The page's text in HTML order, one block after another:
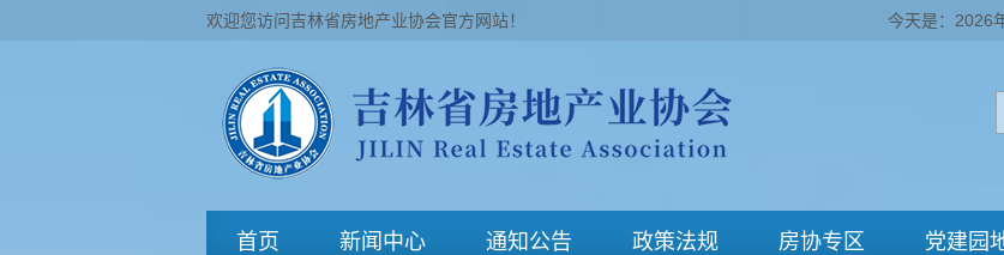
欢迎您访问吉林省房地产业协会官方网站！ 今天是：2026
首页 新闻中心 通知公告 政策法规 房协专区 党建园